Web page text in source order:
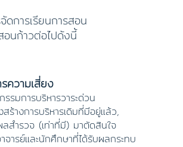
การเรียนการสอน
อนก้าวต่อไปดังนี้
ความเสี่ยง
รมการบริหารวาระด่วน
สร้างการบริหารเดิมที่มีอยู่แล้ว,
สำรวจ (เท่าที่มี) มาตัดสินใจ
ารย์และนักศึกษาที่ได้รับผลกระทบ